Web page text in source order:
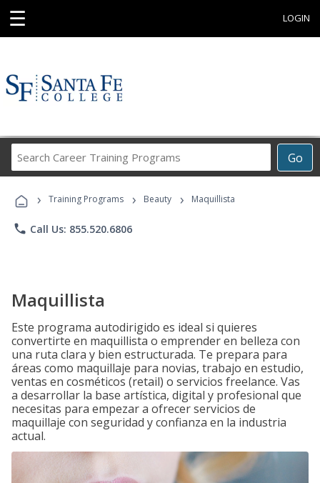
☰ LOGIN
Go
Career
Programs
› Training Programs › Beauty › Maquillista
phone Call Us: 855.520.6806
Maquillista
Este programa autodirigido es ideal si quieres
convertirte en maquillista o emprender en belleza con
una ruta clara y bien estructurada. Te prepara para
áreas como maquillaje para novias, trabajo en estudio,
ventas en cosméticos (retail) o servicios freelance. Vas
a desarrollar la base artística, digital y profesional que
necesitas para empezar a ofrecer servicios de
maquillaje con seguridad y confianza en la industria
actual.